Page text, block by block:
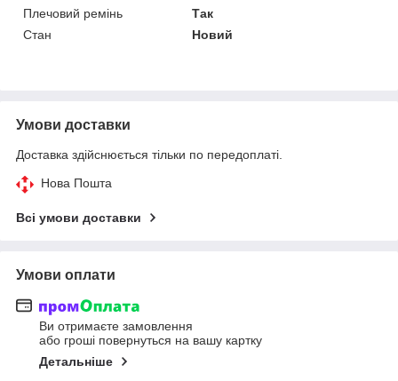
Плечовий ремінь
Так
Стан
Новий
Умови доставки
Доставка здійснюється тільки по передоплаті.
Нова Пошта
Всі умови доставки
Умови оплати
Ви отримаєте замовлення
або гроші повернуться на вашу картку
Детальніше